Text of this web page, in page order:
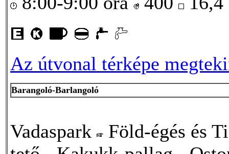
Az útvonal térképe
Barangoló-Barlangoló
Vadaspark
Föld-égés és